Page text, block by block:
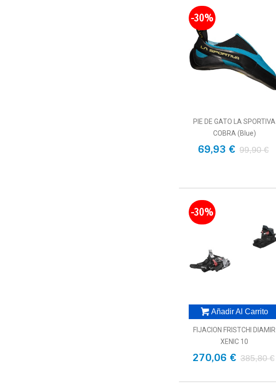
-30%
PIE DE GATO LA SPORTIVA
COBRA (blue)
69,93 € 99,90 €
-30%
Añadir Al Carrito
FIJACION FRISTCHI DIAMIR
XENIC 10
270,06 € 385,80 €